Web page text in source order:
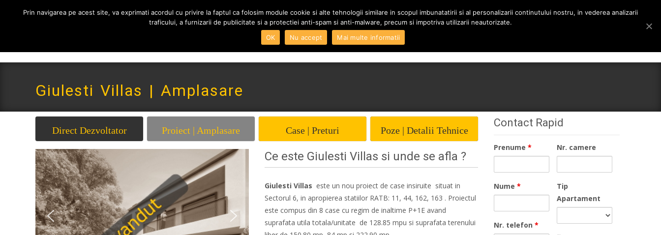
Skip to content
Home
Vanzari
Giulesti Villas | Amplasare
Direct Dezvoltator Proiect | Amplasare Case | Preturi Poze | Detalii Tehnice
Ce este Giulesti Villas si unde se afla ?
Giulesti Villas este un nou proiect de case insiruite situat in
Sectorul 6, in apropierea statiilor RATB: 11, 44, 162, 163 . Proiectul
este compus din 8 case cu regim de inaltime P+1E avand
suprafata utila totala/unitate de 128.85 mpu si suprafata terenului
Contact Rapid
Prenume *
Nume *
Nr. telefon *
Nr. camere
Tip
Apartament
Prin navigarea pe acest site, va exprimati acordul cu privire la faptul ca folosim module cookie si alte tehnologii similare in scopul imbunatatirii si al personalizarii continutului nostru, in vederea analizarii
traficului, a furnizarii de publicitate si a protectiei anti-spam si anti-malware, precum si impotriva utilizarii neautorizate.
OK
Nu accept Mai multe informatii